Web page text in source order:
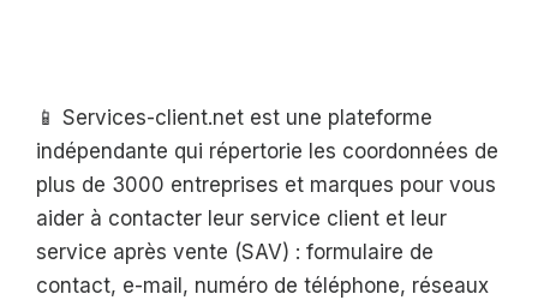
📱 Services-client.net est une plateforme
indépendante qui répertorie les coordonnées de
plus de 3000 entreprises et marques pour vous
aider à contacter leur service client et leur
service après vente (SAV) : formulaire de
contact, e-mail, numéro de téléphone, réseaux